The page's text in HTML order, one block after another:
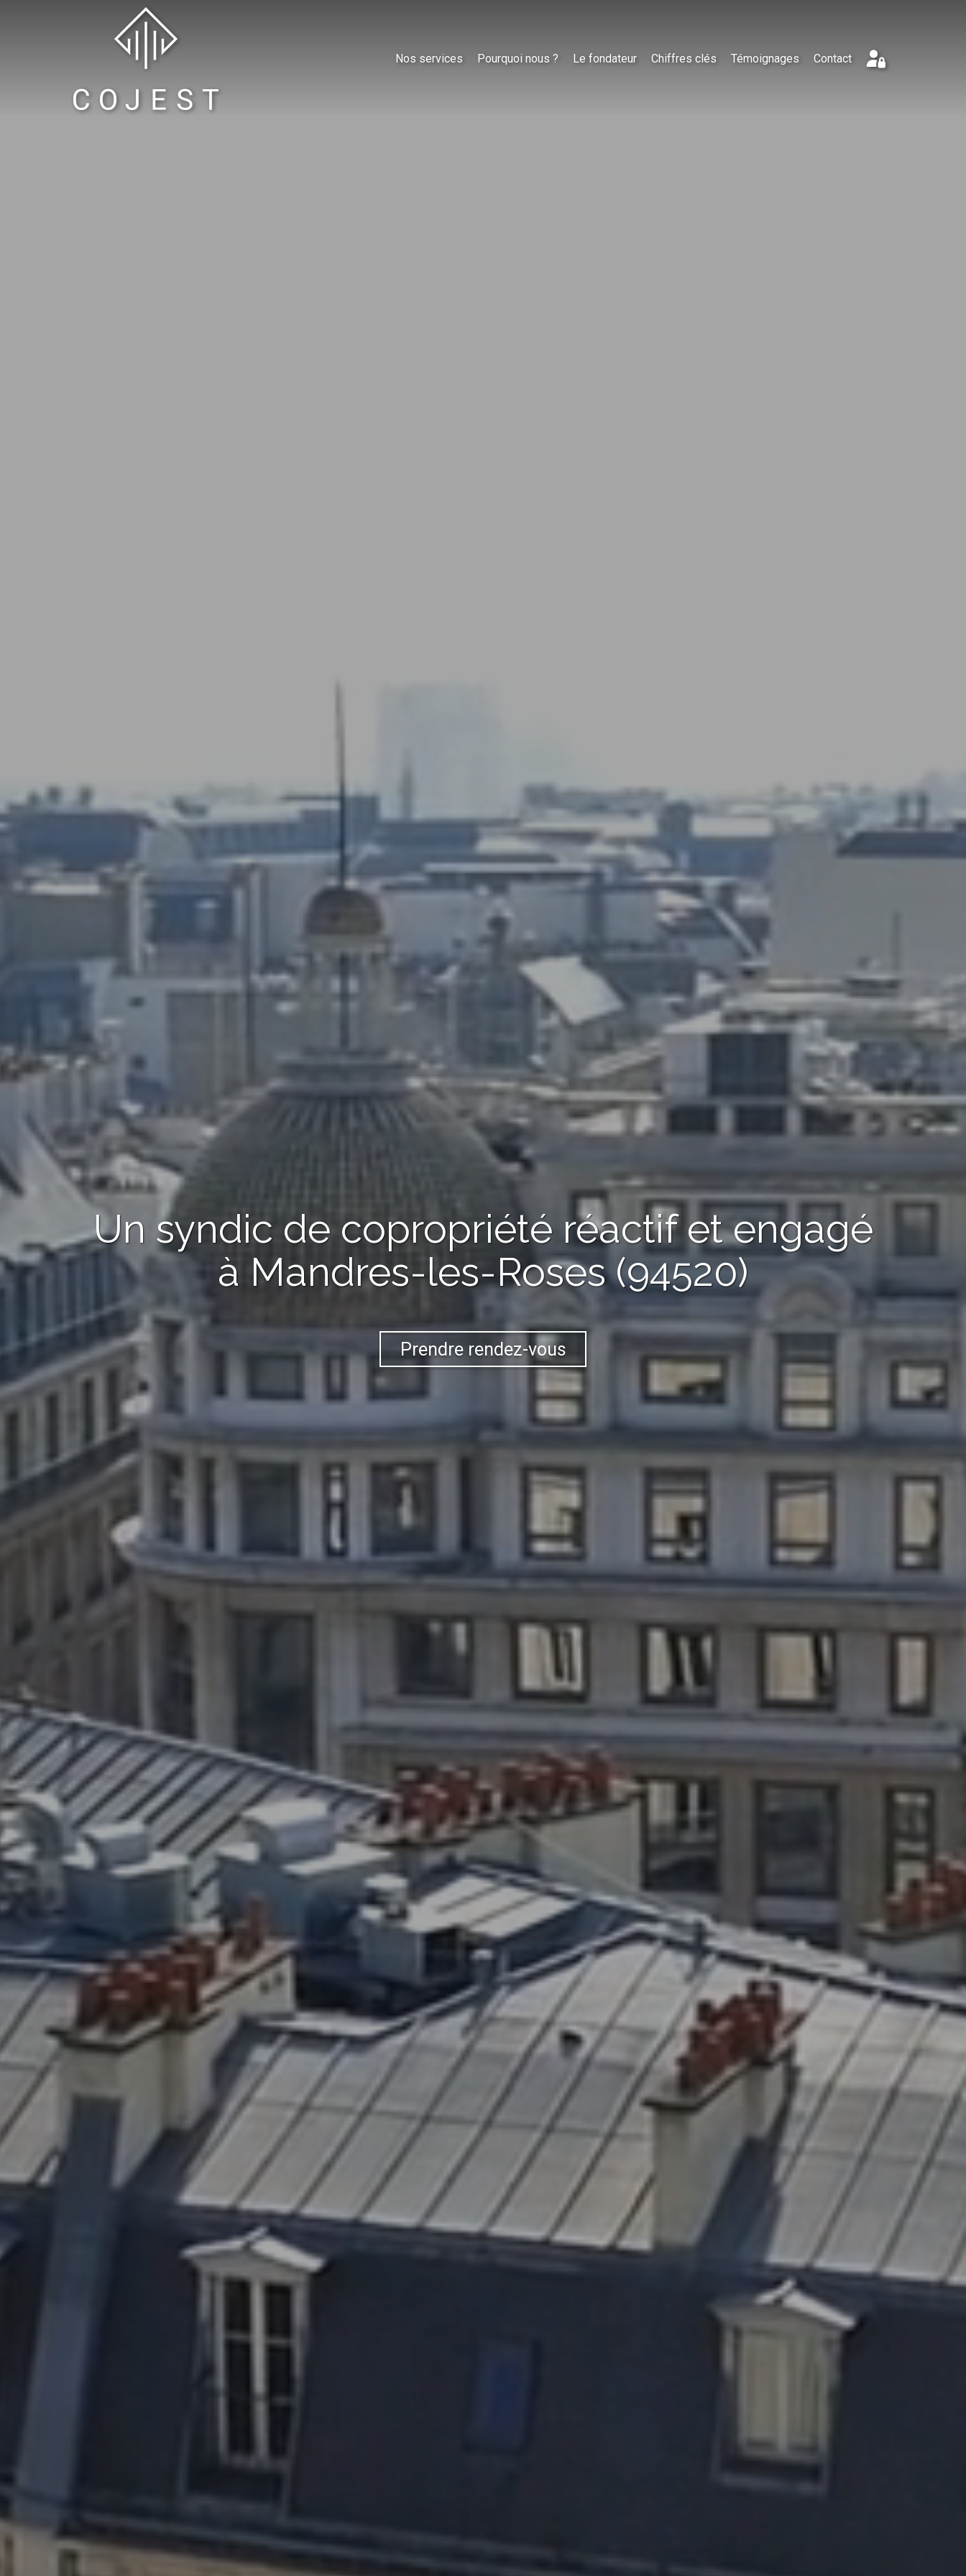
Nos services Pourquoi nous ? Le fondateur Chiffres clés Témoignages Contact
Un syndic de copropriété réactif et engagé
à Mandres-les-Roses (94520)
Prendre rendez-vous